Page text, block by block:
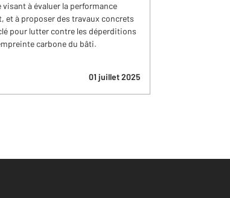
à évaluer la performance
et à proposer des travaux concrets
pour lutter contre les déperditions
carbone du bâti.
01 juillet 2025